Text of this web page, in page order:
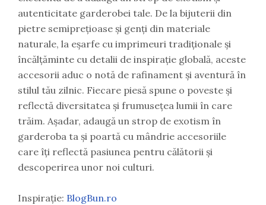
autenticitate garderobei tale. De la bijuterii din
pietre semiprețioase și genți din materiale
naturale, la eșarfe cu imprimeuri tradiționale și
încălțăminte cu detalii de inspirație globală, aceste
accesorii aduc o notă de rafinament și aventură în
stilul tău zilnic. Fiecare piesă spune o poveste și
reflectă diversitatea și frumusețea lumii în care
trăim. Așadar, adaugă un strop de exotism în
garderoba ta și poartă cu mândrie accesoriile
care îți reflectă pasiunea pentru călătorii și
descoperirea unor noi culturi.
Inspirație: BlogBun.ro